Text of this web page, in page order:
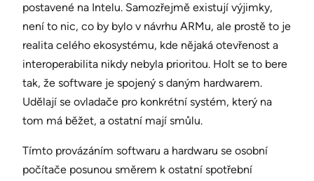
postavené na Intelu. Samozřejmě existují výjimky,
není to nic, co by bylo v návrhu ARMu, ale prostě to je
realita celého ekosystému, kde nějaká otevřenost a
interoperabilita nikdy nebyla prioritou. Holt se to bere
tak, že software je spojený s daným hardwarem.
Udělají se ovladače pro konkrétní systém, který na
tom má běžet, a ostatní mají smůlu.
Tímto provázáním softwaru a hardwaru se osobní
počítače posunou směrem k ostatní spotřební